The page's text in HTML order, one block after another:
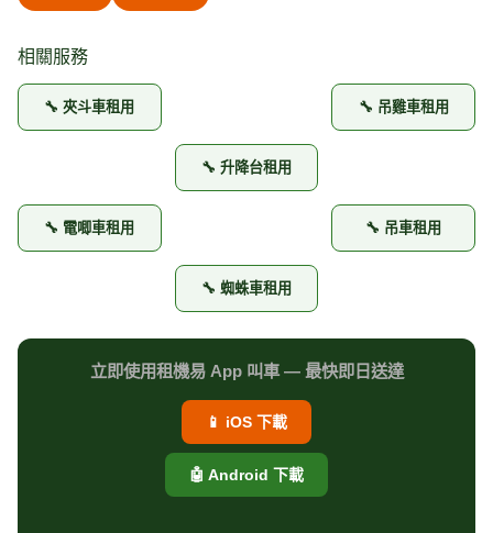
相關服務
🔧 夾斗車租用 🔧 吊雞車租用
🔧 升降台租用
🔧 電唧車租用 🔧 吊車租用
🔧 蜘蛛車租用
立即使用租機易 App 叫車 — 最快即日送達
📱 iOS 下載
🤖 Android 下載